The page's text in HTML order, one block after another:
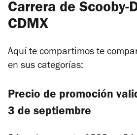
Carrera de Scooby-
CDMX
Aquí te compartimos te
en sus categorías:
Precio de promoción
3 de septiembre